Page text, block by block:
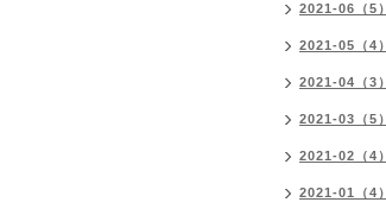
2021-06（5）
2021-05（4）
2021-04（3）
2021-03（5）
2021-02（4）
2021-01（4）